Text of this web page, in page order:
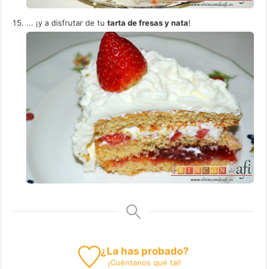
... ¡y a disfrutar de tutarta de fresas y nata!
¿La has probado?
¡Cuéntanos qué tal!